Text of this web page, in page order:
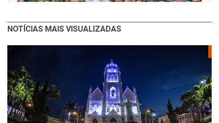
NOTÍCIAS MAIS VISUALIZADAS